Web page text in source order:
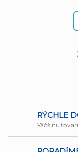
RÝCHLE
Väčšinu